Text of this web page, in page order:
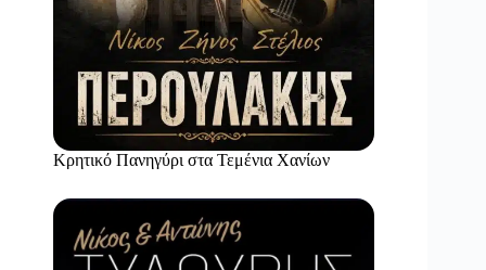
Κρητικό Πανηγύρι στα Τεμένια Χανίων